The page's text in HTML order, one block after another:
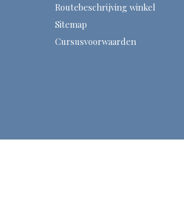
Routebeschrijving winkel
Sitemap
Cursusvoorwaarden